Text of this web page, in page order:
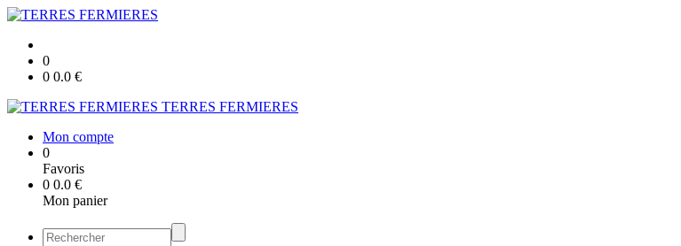
0
0 0.0 €
TERRES FERMIERES
Mon compte
0
Favoris
0 0.0 €
Mon panier